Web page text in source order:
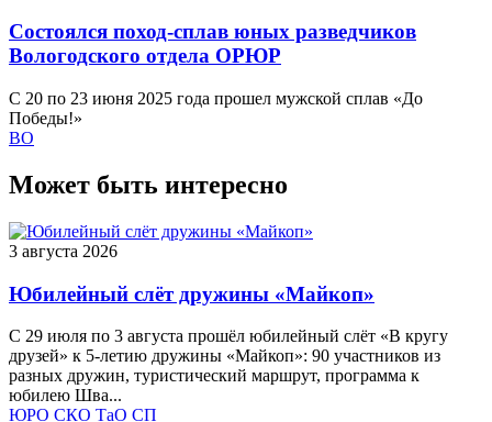
Состоялся поход-сплав юных разведчиков
Вологодского отдела ОРЮР
С 20 по 23 июня 2025 года прошел мужской сплав «До
Победы!»
ВО
Может быть интересно
3 августа 2026
Юбилейный слёт дружины «Майкоп»
С 29 июля по 3 августа прошёл юбилейный слёт «В кругу
друзей» к 5‑летию дружины «Майкоп»: 90 участников из
разных дружин, туристический маршрут, программа к
юбилею Шва...
ЮРО СКО ТаО СП